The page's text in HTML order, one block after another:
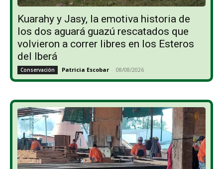
Kuarahy y Jasy, la emotiva historia de
los dos aguará guazú rescatados que
volvieron a correr libres en los Esteros
del Iberá
Conservación Patricia Escobar - 08/08/2026